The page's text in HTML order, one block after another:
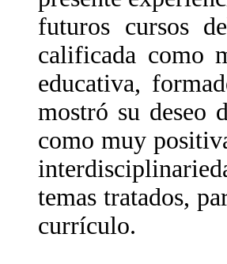
futuros cursos
calificada como
educativa,
mostró su deseo
como muy
temas tratados,
currículo.